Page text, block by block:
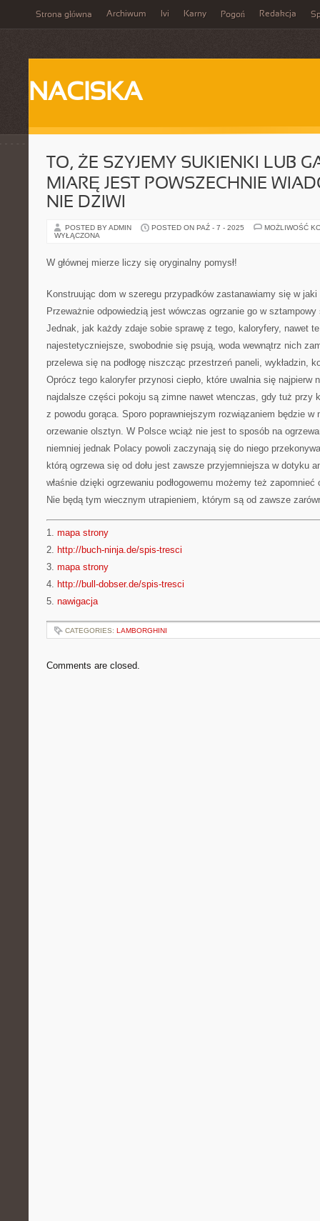
Strona główna Archiwum Ivi Karny Pogoń Redakcja
NACISKA
TO, ŻE SZYJEMY SUKIENKI LUB
MIARĘ JEST POWSZECHNIE
NIE DZIWI
POSTED BY ADMIN POSTED ON PAŹ - 7 - 2025
MOŻLIWOŚĆ
WYŁĄCZONA
W głównej mierze liczy się oryginalny pomysł!
Konstruując dom w szeregu przypadków zastanawiamy się w
Przeważnie odpowiedzią jest wówczas ogrzanie go w
Jednak, jak każdy zdaje sobie sprawę z tego, kaloryfery, nawet
najestetyczniejsze, swobodnie się psują, woda wewnątrz nich
przelewa się na podłogę niszcząc przestrzeń paneli, wykładzin,
Oprócz tego kaloryfer przynosi ciepło, które uwalnia się najpierw
najdalsze części pokoju są zimne nawet wtenczas, gdy tuż przy
z powodu gorąca. Sporo poprawniejszym rozwiązaniem będzie w
orzewanie olsztyn. W Polsce wciąż nie jest to sposób na
niemniej jednak Polacy powoli zaczynają się do niego
którą ogrzewa się od dołu jest zawsze przyjemniejsza w dotyku
właśnie dzięki ogrzewaniu podłogowemu możemy też
Nie będą tym wiecznym utrapieniem, którym są od zawsze
1. mapa strony
2. http://buch-ninja.de/spis-tresci
3. mapa strony
4. http://bull-dobser.de/spis-tresci
5. nawigacja
CATEGORIES: LAMBORGHINI
Comments are closed.